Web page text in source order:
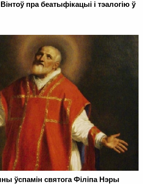
пра беатыфікацыі і тэалогію ў
ўспамін святога Філіпа Нэры